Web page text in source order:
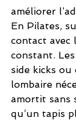
améliorer
En Pilates,
contact avec
constant.
side kicks ou
lombaire
amortit sans
qu’un tapis